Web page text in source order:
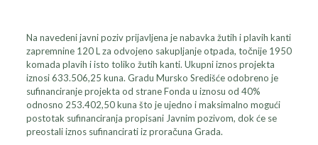
Na navedeni javni poziv prijavljena je nabavka žutih i plavih kanti
zapremnine 120 L za odvojeno sakupljanje otpada, točnije 1950
komada plavih i isto toliko žutih kanti. Ukupni iznos projekta
iznosi 633.506,25 kuna. Gradu Mursko Središće odobreno je
sufinanciranje projekta od strane Fonda u iznosu od 40%
odnosno 253.402,50 kuna što je ujedno i maksimalno mogući
postotak sufinanciranja propisani Javnim pozivom, dok će se
preostali iznos sufinancirati iz proračuna Grada.